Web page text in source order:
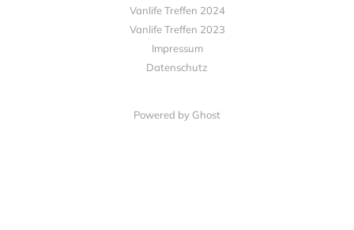
Vanlife Treffen 2024
Vanlife Treffen 2023
Impressum
Datenschutz
Powered by Ghost